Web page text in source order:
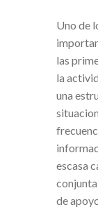
Uno de
las
la
una
escasa
de